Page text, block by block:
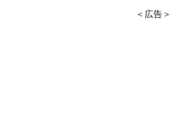
＜広告＞